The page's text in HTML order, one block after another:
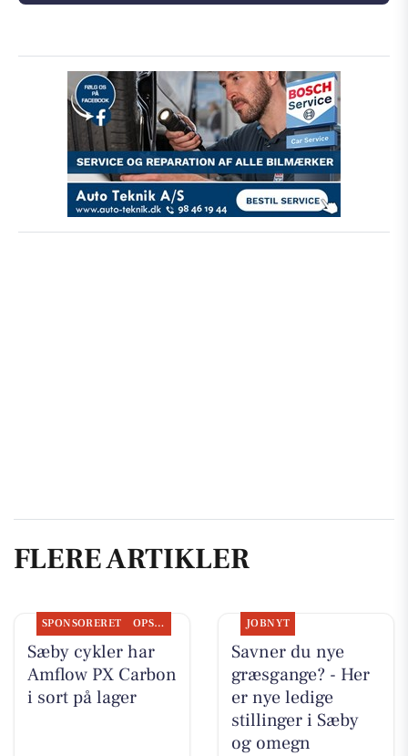
FLERE ARTIKLER
SPONSORERET OPSLAGSTAVLEN
Sæby cykler har
Amflow PX Carbon
i sort på lager
JOBNYT
Savner du nye
græsgange? - Her
er nye ledige
stillinger i Sæby
og omegn